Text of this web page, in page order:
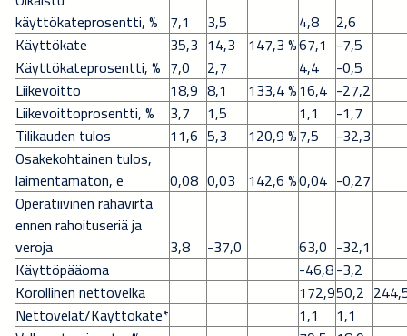
käyttökateprosentti, % 7,1 3,5 4,8
2,6
Käyttökate
35,3 14,3 147,3 %67,1 -7,5
Käyttökateprosentti, % 7,0 2,7 4,4
-0,5
Liikevoitto
18,9 8,1 133,4 %16,4 -27,2
Liikevoittoprosentti, %
3,7 1,5 1,1
-1,7
Tilikauden tulos
11,6 5,3 120,9 %7,5
-32,3
Osakekohtainen tulos,
laimentamaton, e
0,08 0,03 142,6 %0,04 -0,27
Operatiivinen rahavirta
ennen rahoituseriä ja
veroja
3,8 -37,0 63,0 -32,1
Käyttöpääoma
-46,8-3,2
Korollinen nettovelka
172,950,2
Nettovelat/Käyttökate*
1,1
1,1